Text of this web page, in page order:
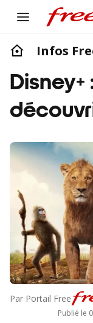
Infos
Disney+
Par Portail Free
Publié le